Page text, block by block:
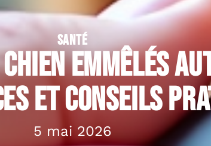
SANTÉ
emmêlés
et conseils
5 mai 2026